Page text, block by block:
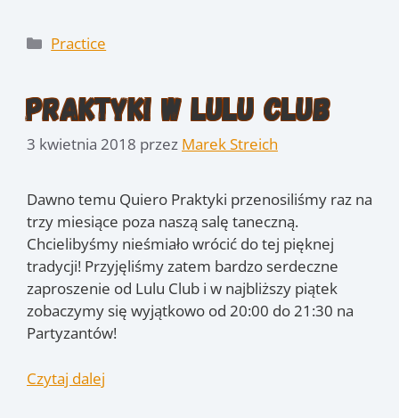
Kategorie
Practice
Praktyki w Lulu Club
3 kwietnia 2018 przez Marek Streich
Dawno temu Quiero Praktyki przenosiliśmy raz na
trzy miesiące poza naszą salę taneczną.
Chcielibyśmy nieśmiało wrócić do tej pięknej
tradycji! Przyjęliśmy zatem bardzo serdeczne
zaproszenie od Lulu Club i w najbliższy piątek
zobaczymy się wyjątkowo od 20:00 do 21:30 na
Partyzantów!
Czytaj dalej